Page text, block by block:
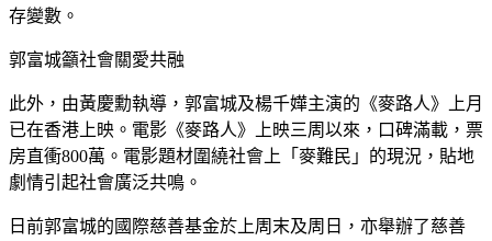
存變數。
郭富城籲社會關愛共融
此外，由黃慶勳執導，郭富城及楊千嬅主演的《麥路人》上月
已在香港上映。電影《麥路人》上映三周以來，口碑滿載，票
房直衝800萬。電影題材圍繞社會上「麥難民」的現況，貼地
劇情引起社會廣泛共鳴。
日前郭富城的國際慈善基金於上周末及周日，亦舉辦了慈善